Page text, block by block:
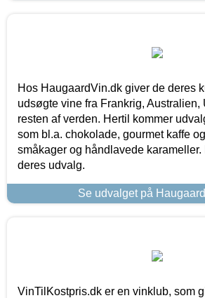
Hos HaugaardVin.dk giver de deres
udsøgte vine fra Frankrig, Australien,
resten af verden. Hertil kommer
som bl.a. chokolade, gourmet kaffe
småkager og håndlavede karameller.
deres udvalg.
Se udvalget på
VinTilKostpris.dk er en vinklub, som